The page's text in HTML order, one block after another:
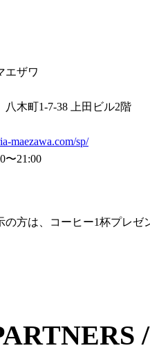
エザワ
木町1-7-38 上田ビル2階
maezawa.com/sp/
〜21:00
の方は、コーヒー1杯プレゼ